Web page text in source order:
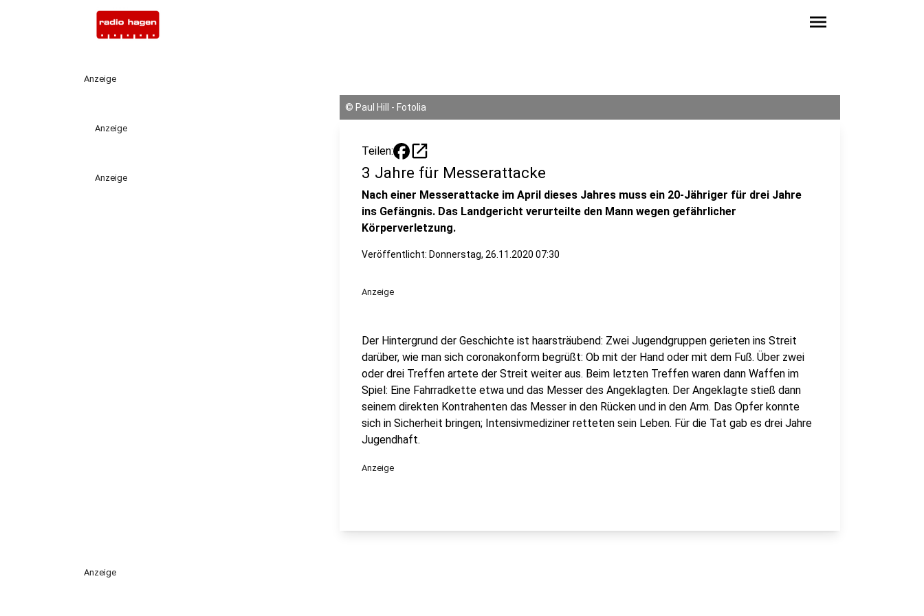
menu
Anzeige
Anzeige
Anzeige
© Paul Hill - Fotolia
Teilen: open_in_new
3 Jahre für Messerattacke
Nach einer Messerattacke im April dieses Jahres muss ein 20-Jähriger für drei Jahre
ins Gefängnis. Das Landgericht verurteilte den Mann wegen gefährlicher
Körperverletzung.
Veröffentlicht: Donnerstag, 26.11.2020 07:30
Anzeige
Der Hintergrund der Geschichte ist haarsträubend: Zwei Jugendgruppen gerieten ins Streit
darüber, wie man sich coronakonform begrüßt: Ob mit der Hand oder mit dem Fuß. Über zwei
oder drei Treffen artete der Streit weiter aus. Beim letzten Treffen waren dann Waffen im
Spiel: Eine Fahrradkette etwa und das Messer des Angeklagten. Der Angeklagte stieß dann
seinem direkten Kontrahenten das Messer in den Rücken und in den Arm. Das Opfer konnte
sich in Sicherheit bringen; Intensivmediziner retteten sein Leben. Für die Tat gab es drei Jahre
Jugendhaft.
Anzeige
Anzeige